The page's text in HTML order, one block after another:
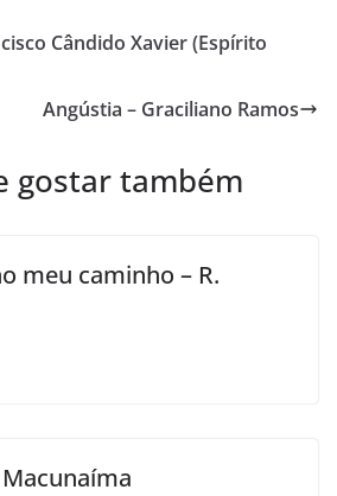
Cândido Xavier (Espírito
Angústia – Graciliano Ramos
gostar também
meu caminho – R.